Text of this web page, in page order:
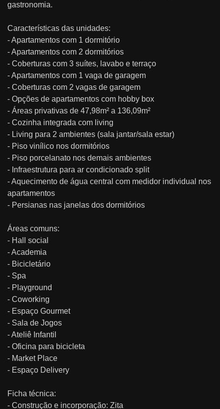
gastronomia.
Características das unidades:
- Apartamentos com 1 dormitório
- Apartamentos com 2 dormitórios
- Coberturas com 3 suítes, lavabo e terraço
- Apartamentos com 1 vaga de garagem
- Coberturas com 2 vagas de garagem
- Opções de apartamentos com hobby box
- Áreas privativas de 47,98m² a 136,09m²
- Cozinha integrada com living
- Living para 2 ambientes (sala jantar/sala estar)
- Piso vinílico nos dormitórios
- Piso porcelanato nos demais ambientes
- Infraestrutura para ar condicionado split
- Aquecimento de água central com medidor individual nos
apartamentos
- Persianas nas janelas dos dormitórios
Áreas comuns:
- Hall social
- Academia
- Bicicletário
- Spa
- Playground
- Coworking
- Espaço Gourmet
- Sala de Jogos
- Ateliê Infantil
- Oficina para bicicleta
- Market Place
- Espaço Delivery
Ficha técnica:
- Construção e incorporação: Zita